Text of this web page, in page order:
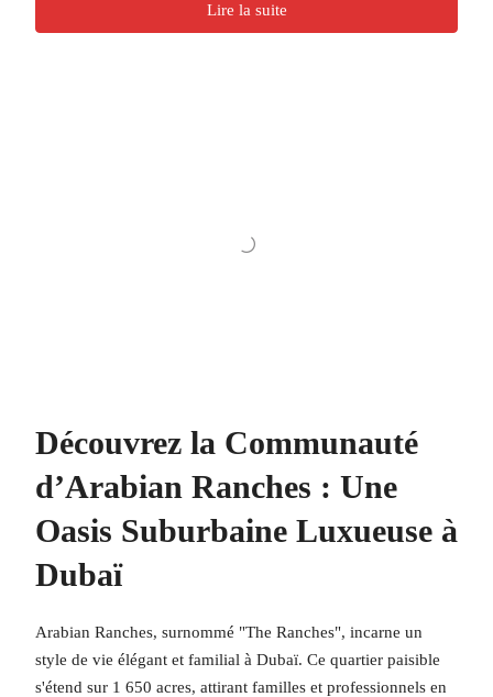
Lire la suite
Découvrez la Communauté
d’Arabian Ranches : Une
Oasis Suburbaine Luxueuse à
Dubaï
Arabian Ranches, surnommé "The Ranches", incarne un
style de vie élégant et familial à Dubaï. Ce quartier paisible
s'étend sur 1 650 acres, attirant familles et professionnels en